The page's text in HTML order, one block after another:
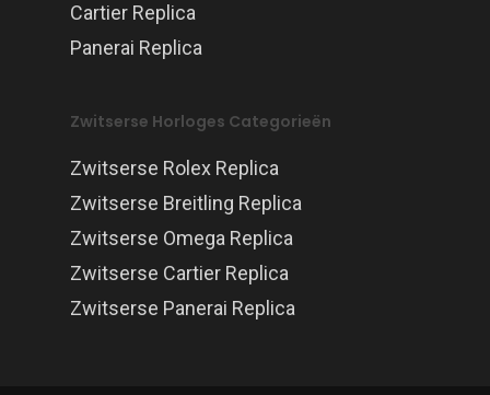
Cartier Replica
Panerai Replica
Zwitserse Horloges Categorieën
Zwitserse Rolex Replica
Zwitserse Breitling Replica
Zwitserse Omega Replica
Zwitserse Cartier Replica
Zwitserse Panerai Replica